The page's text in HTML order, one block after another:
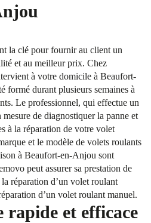
la clé pour fournir au client un
et au meilleur prix. Chez
à votre domicile à Beaufort-
formé durant plusieurs semaines à
Le professionnel, qui effectue un
de diagnostiquer la panne et
à la réparation de votre volet
et le modèle de volets roulants
à Beaufort-en-Anjou sont
peut assurer sa prestation de
réparation d’un volet roulant
d’un volet roulant manuel.
rapide et efficace